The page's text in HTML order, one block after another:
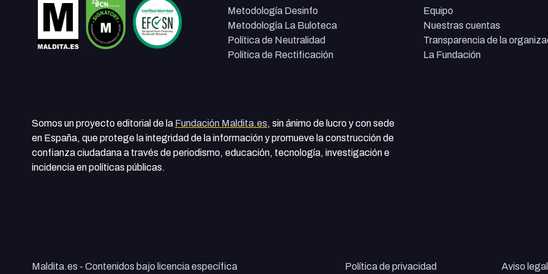
Metodología Desinfo
Metodología La Buloteca
Política de Neutralidad
Política de Rectificación
Equipo
Nuestras cuentas
Transparencia de la
La Fundación
Somos un proyecto editorial de la Fundación Maldita.es, sin ánimo de lucro y con sede
en España, que protege la integridad de la información y promueve la construcción de
confianza ciudadana a través de periodismo, educación, tecnología, investigación e
incidencia en políticas públicas.
Maldita.es - Contenidos bajo licencia específica Política de privacidad Aviso legal